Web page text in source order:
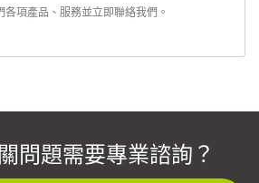
各項產品、服務並立即聯絡我們 。
問題需要專業諮詢？